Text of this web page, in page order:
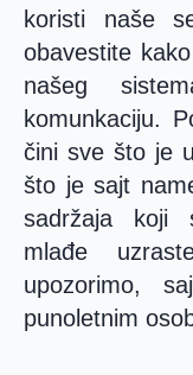
koristi naše
obavestite
našeg
komunkaciju.
čini sve što je
što je sajt
sadržaja koji
mlađe
upozorimo,
punoletnim